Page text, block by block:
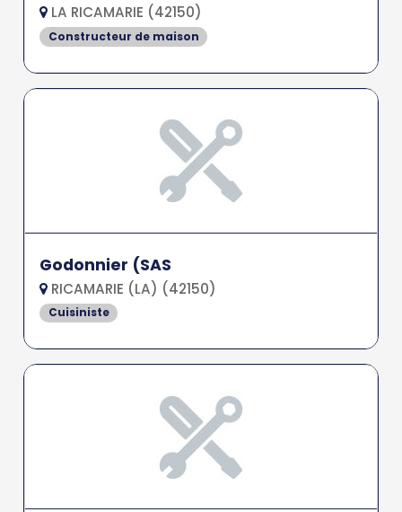
LA RICAMARIE (42150)
Constructeur de maison
Godonnier (SAS
RICAMARIE (LA) (42150)
Cuisiniste